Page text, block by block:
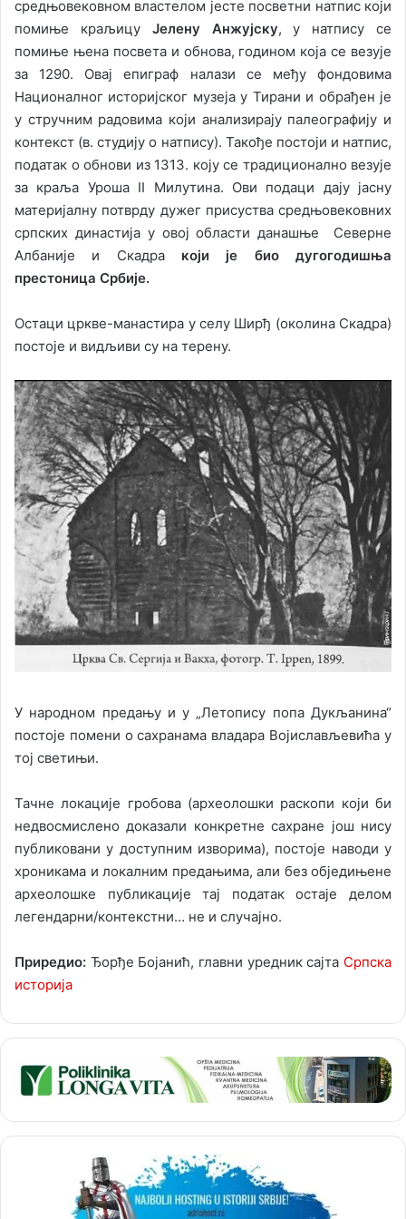
средњовековном властелом јесте посветни натпис који
помиње краљицу Јелену Анжујску, у натпису се
помиње њена посвета и обнова, годином која се везује
за 1290. Овај епиграф налази се међу фондовима
Националног историјског музеја у Тирани и обрађен је
у стручним радовима који анализирају палеографију и
контекст (в. студију о натпису). Такође постоји и натпис,
податак о обнови из 1313. коју се традиционално везује
за краља Уроша II Милутина. Ови подаци дају јасну
материјалну потврду дужег присуства средњовековних
српских династија у овој области данашње Северне
Албаније и Скадра који је био дугогодишња
престоница Србије.
Остаци цркве-манастира у селу Ширђ (околина Скадра)
постоје и видљиви су на терену.
У народном предању и у „Летопису попа Дукљанина“
постоје помени о сахранама владара Вojислављевића у
тој светињи.
Тачне локације гробова (археолошки раскопи који би
недвосмислено доказали конкретне сахране још нису
публиковани у доступним изворима), постоје наводи у
хроникама и локалним предањима, али без обједињене
археолошке публикације тај податак остаје делом
легендарни/контекстни… не и случајно.
Приредио: Ђорђе Бојанић, главни уредник сајта Српска
историја